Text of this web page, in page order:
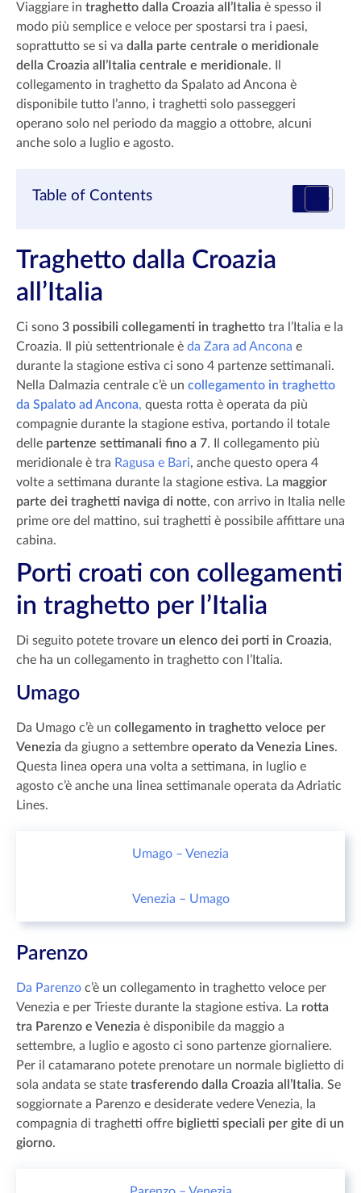
Viaggiare in traghetto dalla Croazia all’Italia è spesso il
modo più semplice e veloce per spostarsi tra i paesi,
soprattutto se si va dalla parte centrale o meridionale
della Croazia all’Italia centrale e meridionale. Il
collegamento in traghetto da Spalato ad Ancona è
disponibile tutto l’anno, i traghetti solo passeggeri
operano solo nel periodo da maggio a ottobre, alcuni
anche solo a luglio e agosto.
Table of Contents
Traghetto dalla Croazia
all’Italia
Ci sono 3 possibili collegamenti in traghetto tra l’Italia e la
Croazia. Il più settentrionale è da Zara ad Ancona e
durante la stagione estiva ci sono 4 partenze settimanali.
Nella Dalmazia centrale c’è un collegamento in traghetto
da Spalato ad Ancona, questa rotta è operata da più
compagnie durante la stagione estiva, portando il totale
delle partenze settimanali fino a 7. Il collegamento più
meridionale è tra Ragusa e Bari, anche questo opera 4
volte a settimana durante la stagione estiva. La maggior
parte dei traghetti naviga di notte, con arrivo in Italia nelle
prime ore del mattino, sui traghetti è possibile affittare una
cabina.
Porti croati con collegamenti
in traghetto per l’Italia
Di seguito potete trovare un elenco dei porti in Croazia,
che ha un collegamento in traghetto con l’Italia.
Umago
Da Umago c’è un collegamento in traghetto veloce per
Venezia da giugno a settembre operato da Venezia Lines.
Questa linea opera una volta a settimana, in luglio e
agosto c’è anche una linea settimanale operata da Adriatic
Lines.
Umago – Venezia
Venezia – Umago
Parenzo
Da Parenzo c’è un collegamento in traghetto veloce per
Venezia e per Trieste durante la stagione estiva. La rotta
tra Parenzo e Venezia è disponibile da maggio a
settembre, a luglio e agosto ci sono partenze giornaliere.
Per il catamarano potete prenotare un normale biglietto di
sola andata se state trasferendo dalla Croazia all’Italia. Se
soggiornate a Parenzo e desiderate vedere Venezia, la
compagnia di traghetti offre biglietti speciali per gite di un
giorno.